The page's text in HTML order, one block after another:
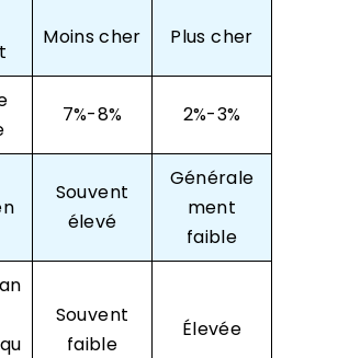
Moins cher Plus cher
7%-8% 2%-3%
Souvent
élevé
Générale
ment
faible
Souvent
faible
Élevée